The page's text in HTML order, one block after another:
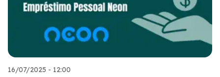
16/07/2025 - 12:00